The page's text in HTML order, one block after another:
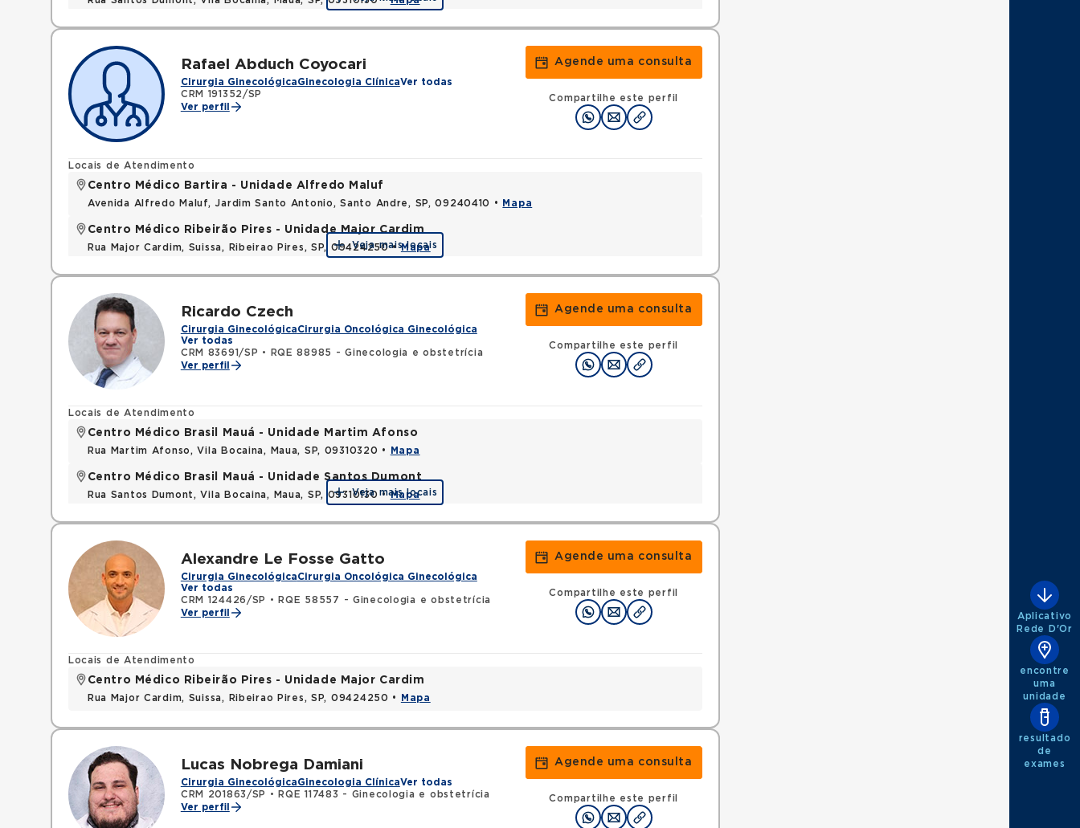
Rafael Abduch Coyocari
Cirurgia GinecológicaGinecologia ClínicaVer todas
CRM 191352/SP
Ver perfil
Agende uma consulta
Compartilhe este perfil
Locais de Atendimento
Centro Médico Bartira - Unidade Alfredo Maluf
Avenida Alfredo Maluf, Jardim Santo Antonio, Santo Andre, SP, 09240410 • Mapa
Centro Médico Ribeirão Pires - Unidade Major Cardim
Rua Major Cardim, Suissa, Ribeirao Pires, SP, 09424250 •Mapa
Veja mais locais
Ricardo Czech
Cirurgia GinecológicaCirurgia Oncológica Ginecológica
Ver todas
CRM 83691/SP •
RQE 88985 - Ginecologia e obstetrícia
Ver perfil
Agende uma consulta
Compartilhe este perfil
Locais de Atendimento
Centro Médico Brasil Mauá - Unidade Martim Afonso
Rua Martim Afonso, Vila Bocaina, Maua, SP, 09310320 • Mapa
Centro Médico Brasil Mauá - Unidade Santos Dumont
Rua Santos Dumont, Vila Bocaina, Maua, SP, 09310130 •Mapa
Veja mais locais
Alexandre Le Fosse Gatto
Cirurgia GinecológicaCirurgia Oncológica Ginecológica
Ver todas
CRM 124426/SP
•
RQE 58557 - Ginecologia e obstetrícia
Ver perfil
Agende uma consulta
Compartilhe este perfil
Locais de Atendimento
Centro Médico Ribeirão Pires - Unidade Major Cardim
Rua Major Cardim, Suissa, Ribeirao Pires, SP, 09424250 • Mapa
Lucas Nobrega Damiani
Cirurgia GinecológicaGinecologia ClínicaVer todas
CRM 201863/SP
•
RQE 117483 - Ginecologia e obstetrícia
Ver perfil
Agende uma consulta
Compartilhe este perfil
Aplicativo
Rede D'Or
encontre
uma
unidade
resultado
de
exames